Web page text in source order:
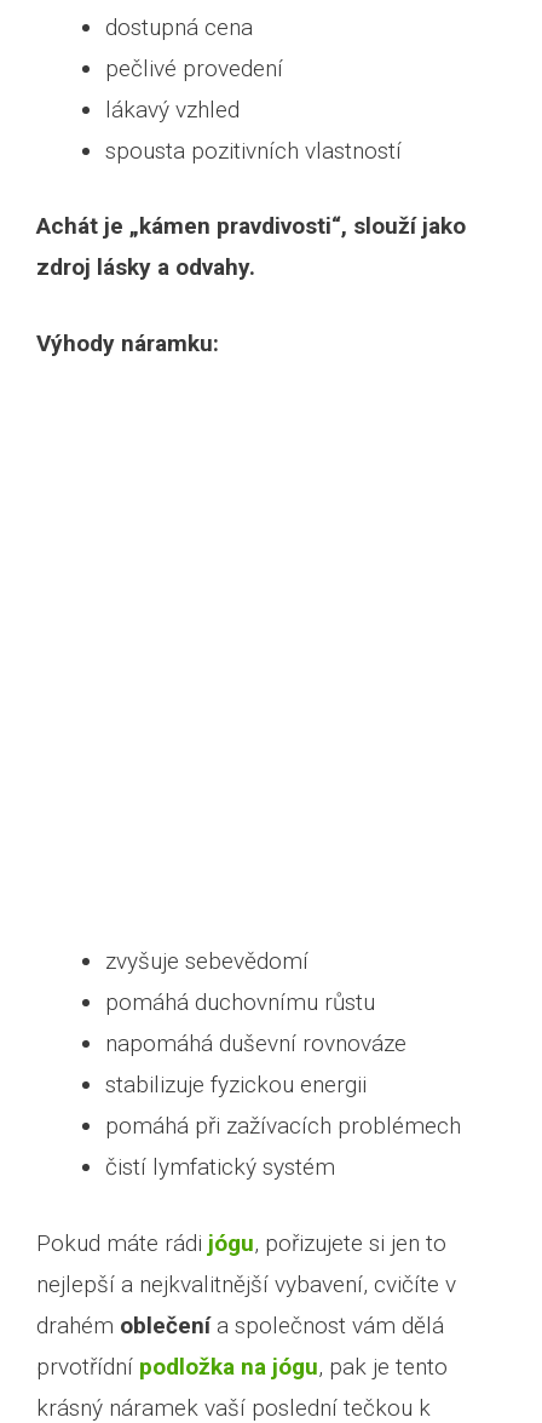
dostupná cena
pečlivé provedení
lákavý vzhled
spousta pozitivních vlastností
Achát je „kámen pravdivosti“, slouží jako
zdroj lásky a odvahy.
Výhody náramku:
zvyšuje sebevědomí
pomáhá duchovnímu růstu
napomáhá duševní rovnováze
stabilizuje fyzickou energii
pomáhá při zažívacích problémech
čistí lymfatický systém
Pokud máte rádi jógu, pořizujete si jen to
nejlepší a nejkvalitnější vybavení, cvičíte v
drahém oblečenía společnost vám dělá
prvotřídní podložka na jógu, pak je tento
krásný náramek vaší poslední tečkou k